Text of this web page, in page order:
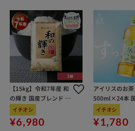
【15kg】令和7年産 和
の輝き 国産ブレンド 5
kg×3袋
イチオシ
¥6,980
アイリスのお
500ml×24本
100％使用
イチオシ
¥1,780